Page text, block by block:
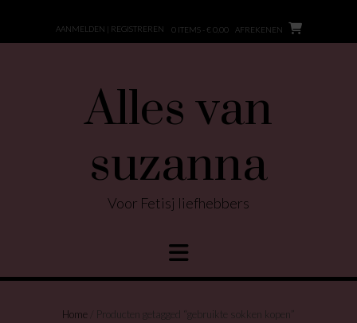
de
AANMELDEN | REGISTREREN 0 ITEMS - € 0,00 AFREKENEN
Alles van
suzanna
Voor Fetisj liefhebbers
Home / Producten getagged “gebruikte sokken kopen”